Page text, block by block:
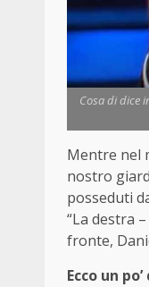
Cosa di dice
Mentre nel
nostro
posseduti
“La destra
fronte,
Ecco un